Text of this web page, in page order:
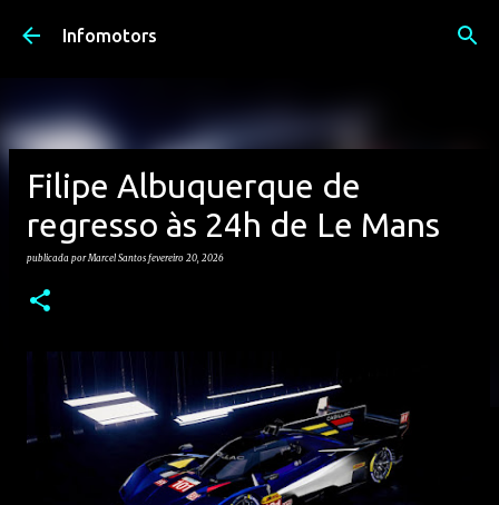
Avançar para o conteúdo principal
Infomotors
Filipe Albuquerque de
regresso às 24h de Le Mans
publicada porMarcel Santos fevereiro 20, 2026